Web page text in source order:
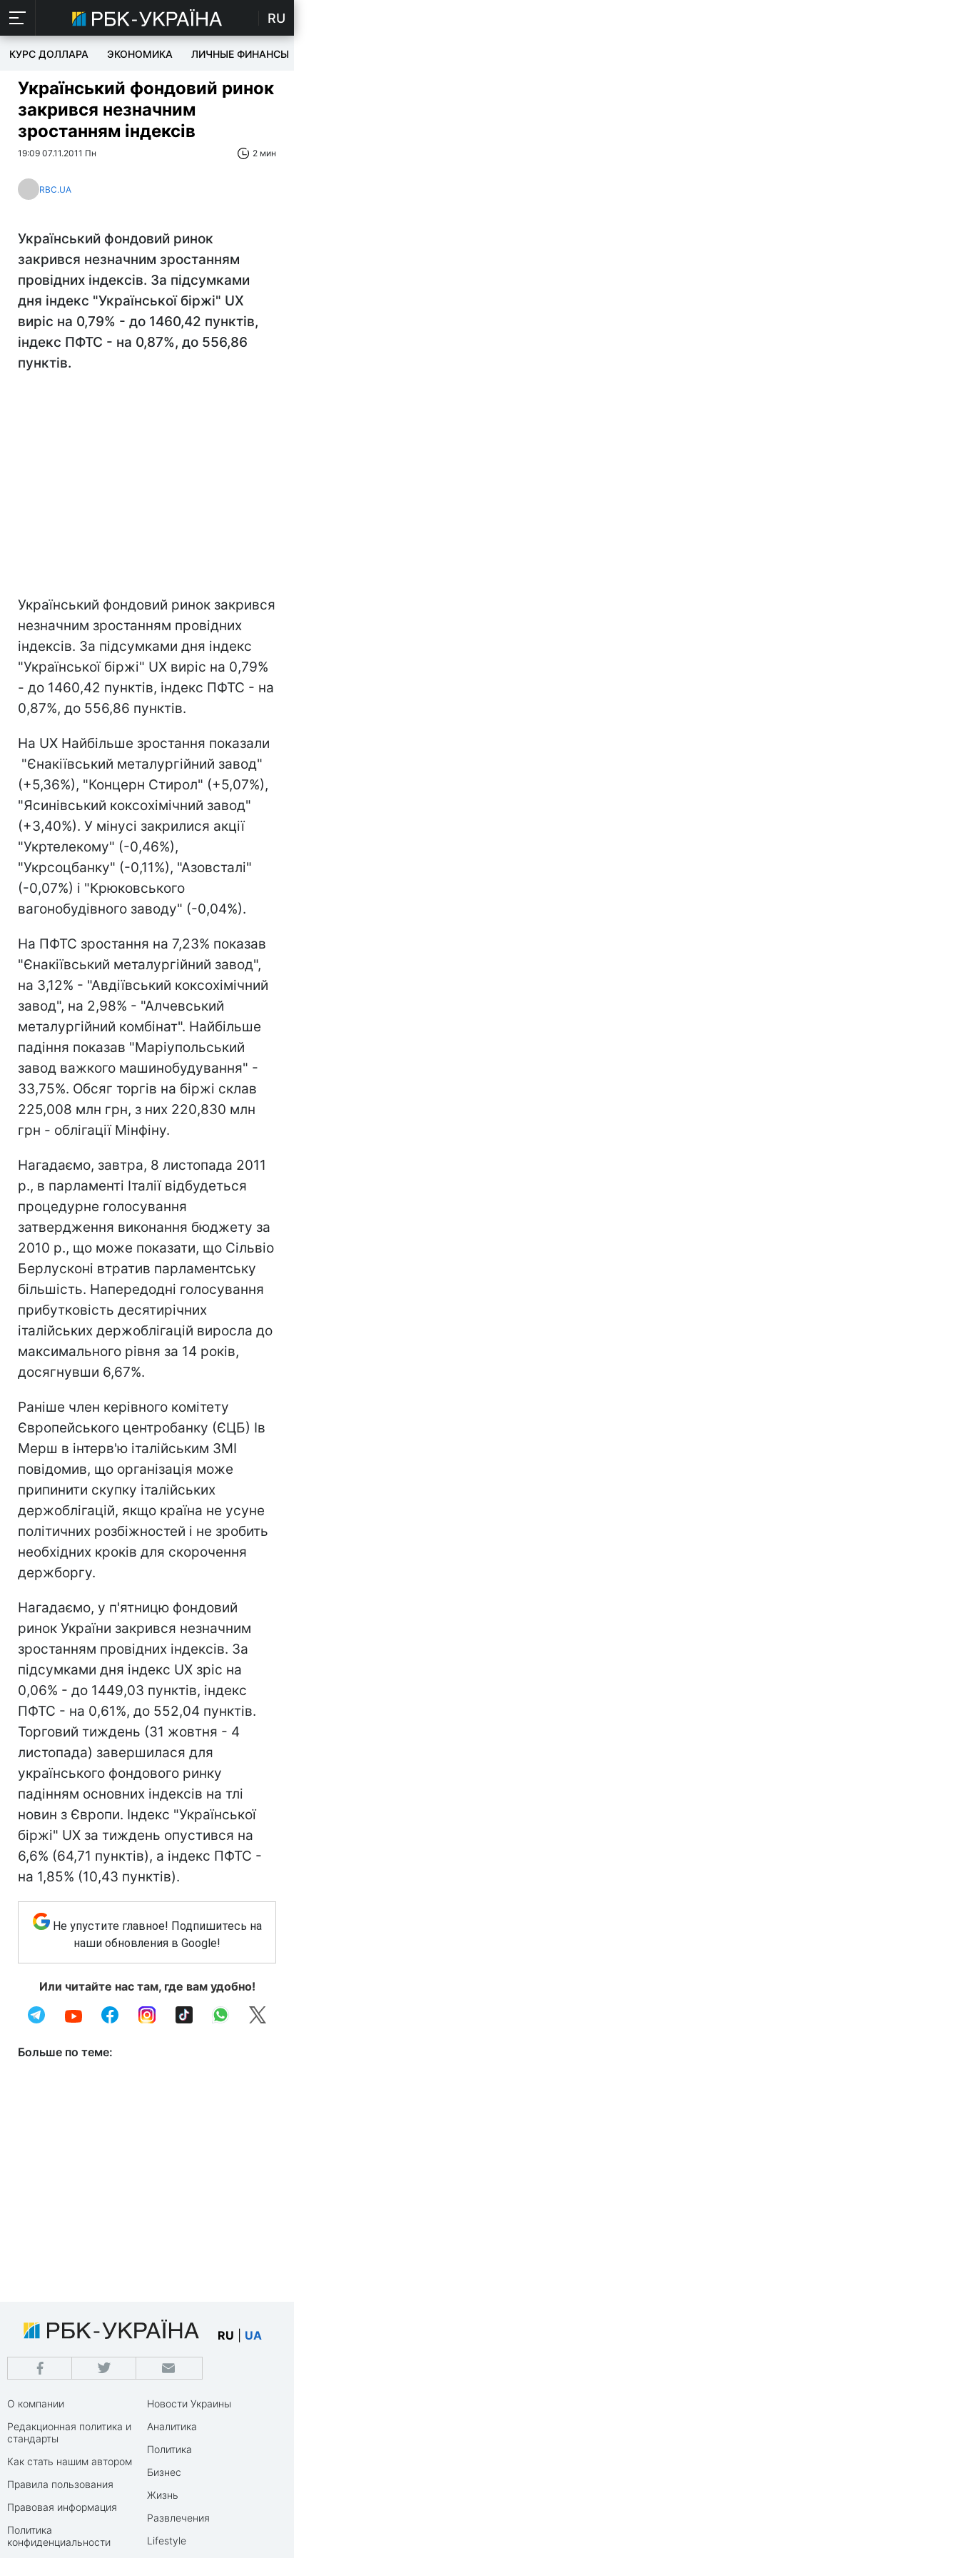
RU
КУРС ДОЛЛАРА ЭКОНОМИКА ЛИЧНЫЕ ФИНАНСЫ
Український фондовий ринок
закрився незначним
зростанням індексів
19:09 07.11.2011 Пн 2 мин
RBC.UA
Український фондовий ринок
закрився незначним зростанням
провідних індексів. За підсумками
дня індекс "Української біржі" UX
виріс на 0,79% - до 1460,42 пунктів,
індекс ПФТС - на 0,87%, до 556,86
пунктів.
Український фондовий ринок закрився
незначним зростанням провідних
індексів. За підсумками дня індекс
"Української біржі" UX виріс на 0,79%
- до 1460,42 пунктів, індекс ПФТС - на
0,87%, до 556,86 пунктів.
На UX Найбільше зростання показали
"Єнакіївський металургійний завод"
(+5,36%), "Концерн Стирол" (+5,07%),
"Ясинівський коксохімічний завод"
(+3,40%). У мінусі закрилися акції
"Укртелекому" (-0,46%),
"Укрсоцбанку" (-0,11%), "Азовсталі"
(-0,07%) і "Крюковського
вагонобудівного заводу" (-0,04%).
На ПФТС зростання на 7,23% показав
"Єнакіївський металургійний завод",
на 3,12% - "Авдіївський коксохімічний
завод", на 2,98% - "Алчевський
металургійний комбінат". Найбільше
падіння показав "Маріупольський
завод важкого машинобудування" -
33,75%. Обсяг торгів на біржі склав
225,008 млн грн, з них 220,830 млн
грн - облігації Мінфіну.
Нагадаємо, завтра, 8 листопада 2011
р., в парламенті Італії відбудеться
процедурне голосування
затвердження виконання бюджету за
2010 р., що може показати, що Сільвіо
Берлусконі втратив парламентську
більшість. Напередодні голосування
прибутковість десятирічних
італійських держоблігацій виросла до
максимального рівня за 14 років,
досягнувши 6,67%.
Раніше член керівного комітету
Європейського центробанку (ЄЦБ) Ів
Мерш в інтерв'ю італійським ЗМІ
повідомив, що організація може
припинити скупку італійських
держоблігацій, якщо країна не усуне
політичних розбіжностей і не зробить
необхідних кроків для скорочення
держборгу.
Нагадаємо, у п'ятницю фондовий
ринок України закрився незначним
зростанням провідних індексів. За
підсумками дня індекс UX зріс на
0,06% - до 1449,03 пунктів, індекс
ПФТС - на 0,61%, до 552,04 пунктів.
Торговий тиждень (31 жовтня - 4
листопада) завершилася для
українського фондового ринку
падінням основних індексів на тлі
новин з Європи. Індекс "Української
біржі" UX за тиждень опустився на
6,6% (64,71 пунктів), а індекс ПФТС -
на 1,85% (10,43 пунктів).
Не упустите главное! Подпишитесь на
наши обновления в Google!
Или читайте нас там, где вам удобно!
Больше по теме:
RU UA
О компании
Редакционная политика и
стандарты
Как стать нашим автором
Правила пользования
Правовая информация
Политика
конфиденциальности
Новости Украины
Аналитика
Политика
Бизнес
Жизнь
Развлечения
Lifestyle